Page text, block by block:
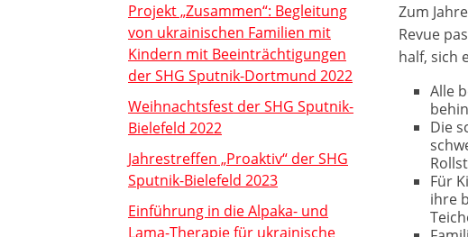
Zum
Revue
half, sich
Alle
Die
Für
ihre
Projekt „Zusammen“: Begleitung
von ukrainischen Familien mit
Kindern mit Beeinträchtigungen
der SHG Sputnik-Dortmund 2022
Weihnachtsfest der SHG Sputnik-
Bielefeld 2022
Jahrestreffen „Proaktiv“ der SHG
Sputnik-Bielefeld 2023
Einführung in die Alpaka- und
Lama-Therapie für ukrainische